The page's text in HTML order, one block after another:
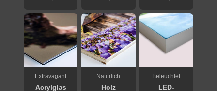
Extravagant
Acrylglas
Natürlich
Holz
Beleuchtet
LED-